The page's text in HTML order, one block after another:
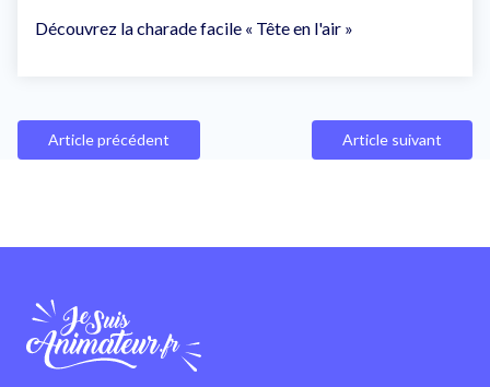
Découvrez la charade facile « Tête en l'air »
Article précédent Article suivant